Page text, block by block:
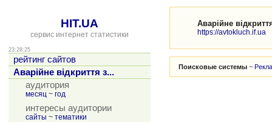
HIT.UA
сервис интернет статистики
23:28:25
рейтинг сайтов
Аварійне відкриття з...
аудитория
месяц ~ год
интересы аудитории
сайты ~ тематики
Аварійне
https://avtokluch.if.ua
Поисковые системы ~